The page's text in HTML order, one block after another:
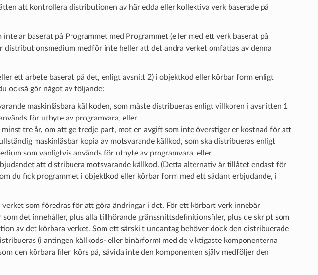
att kontrollera distributionen av härledda eller kollektiva verk baserade på
är baserat på Programmet med Programmet (eller med ett verk baserat på
distributionsmedium medför inte heller att det andra verket omfattas av denna
ett arbete baserat på det, enligt avsnitt 2) i objektkod eller körbar form enligt
också gör något av följande:
maskinläsbara källkoden, som måste distribueras enligt villkoren i avsnitten 1
för utbyte av programvara, eller
tre år, om att ge tredje part, mot en avgift som inte överstiger er kostnad för att
maskinläsbar kopia av motsvarande källkod, som ska distribueras enligt
som vanligtvis används för utbyte av programvara; eller
att distribuera motsvarande källkod. (Detta alternativ är tillåtet endast för
du fick programmet i objektkod eller körbar form med ett sådant erbjudande, i
som föredras för att göra ändringar i det. För ett körbart verk innebär
det innehåller, plus alla tillhörande gränssnittsdefinitionsfiler, plus de skript som
av det körbara verket. Som ett särskilt undantag behöver dock den distribuerade
(i antingen källkods- eller binärform) med de viktigaste komponenterna
den körbara filen körs på, såvida inte den komponenten själv medföljer den